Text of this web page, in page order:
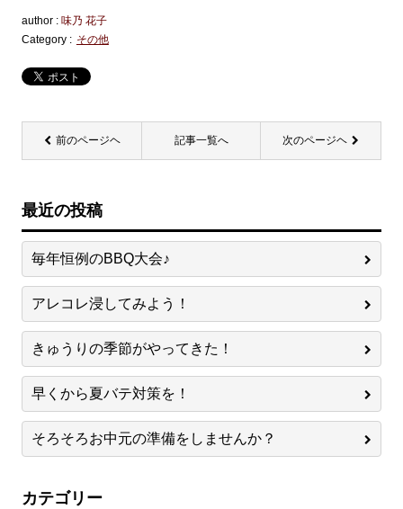
author : 味乃 花子
Category : その他
前のページヘ 記事一覧へ 次のページヘ
最近の投稿
毎年恒例のBBQ大会♪
アレコレ浸してみよう！
きゅうりの季節がやってきた！
早くから夏バテ対策を！
そろそろお中元の準備をしませんか？
カテゴリー